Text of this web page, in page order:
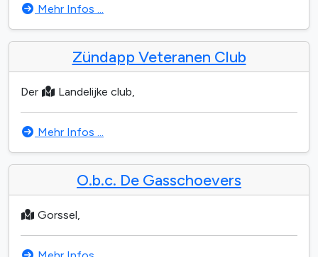
Mehr Infos ...
Zündapp Veteranen Club
Der Landelijke club,
Mehr Infos ...
O.b.c. De Gasschoevers
Gorssel,